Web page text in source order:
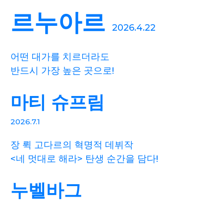
르누아르 2026.4.22
어떤 대가를 치르더라도
반드시 가장 높은 곳으로!
마티 슈프림
2026.7.1
장 뤽 고다르의 혁명적 데뷔작
<네 멋대로 해라> 탄생 순간을 담다!
누벨바그